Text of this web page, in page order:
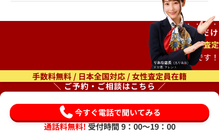
ご自宅で待つだけ
出張査定
もオススメです！
手数料無料 / 日本全国対応 / 女性査定員在籍
＼ ご予約・ご相談はこちら ／
今すぐ電話で聞いてみる
通話料無料!受付時間 9：00〜19：00